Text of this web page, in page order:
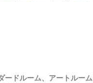
ードルーム、 アートルーム